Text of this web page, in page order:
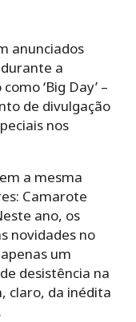
anunciados
a
‘Big Day’ –
de divulgação
nos
a mesma
Camarote
ano, os
novidades no
um
desistência na
claro, da inédita